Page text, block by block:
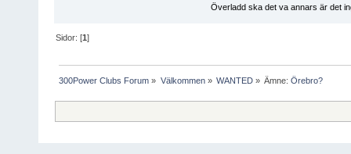
Överladd ska det va annars är det
Sidor: [1]
300Power Clubs Forum » Välkommen» WANTED» Ämne:Örebro?